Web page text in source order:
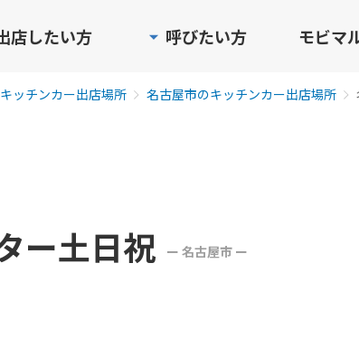
店したい方 呼びたい方 モビマ
ッチンカー出店場所 名古屋市のキッチンカー出店場所
ー土日祝 ー 名古屋市 ー